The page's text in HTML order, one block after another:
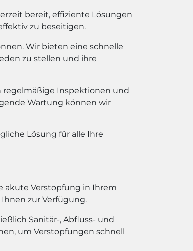
bereit, effiziente Lösungen
zu beseitigen.
Wir bieten eine schnelle
zu stellen und ihre
regelmäßige Inspektionen und
Wartung können wir
Lösung für alle Ihre
akute Verstopfung in Ihrem
zur Verfügung.
Sanitär-, Abfluss- und
um Verstopfungen schnell